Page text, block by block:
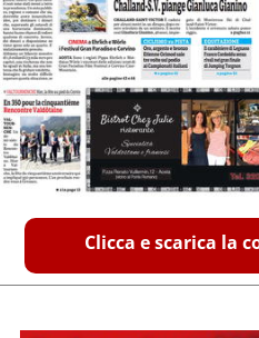
Clicca e scarica la